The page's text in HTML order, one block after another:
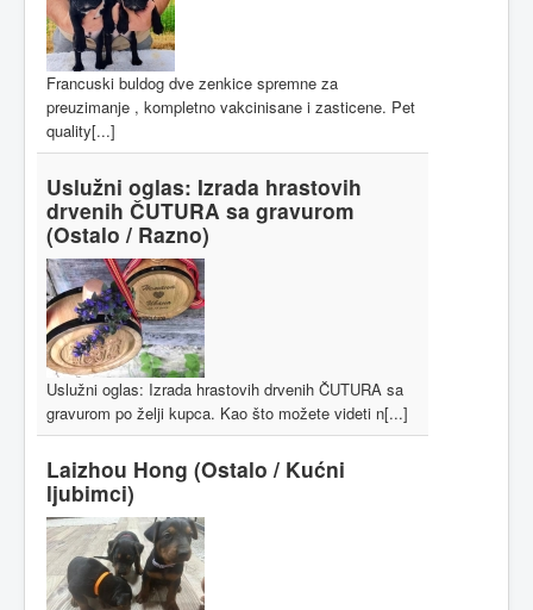
Francuski buldog dve zenkice spremne za
preuzimanje , kompletno vakcinisane i zasticene. Pet
quality[...]
Uslužni oglas: Izrada hrastovih
drvenih ČUTURA sa gravurom
(Ostalo / Razno)
Uslužni oglas: Izrada hrastovih drvenih ČUTURA sa
gravurom po želji kupca. Kao što možete videti n[...]
Laizhou Hong (Ostalo / Kućni
ljubimci)